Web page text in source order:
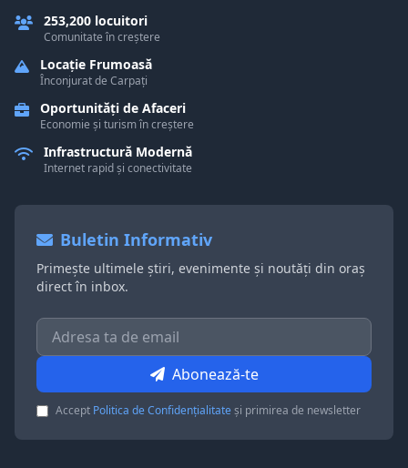
253,200 locuitori
Comunitate în creștere
Locație Frumoasă
Înconjurat de Carpați
Oportunități de Afaceri
Economie și turism în creștere
Infrastructură Modernă
Internet rapid și conectivitate
Buletin Informativ
Primește ultimele știri, evenimente și noutăți din oraș
direct în inbox.
Abonează-te
Accept Politica de Confidențialitateși primirea de newsletter